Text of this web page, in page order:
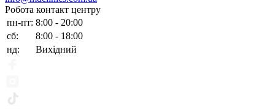
Робота контакт центру
пн-пт: 8:00 - 20:00
сб:
8:00 - 18:00
нд:
Вихідний